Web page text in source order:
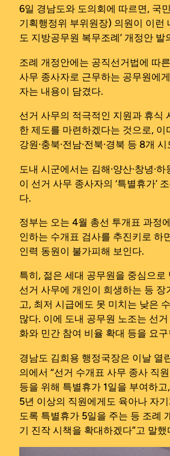
6일 경남도와 도의회에 따르면, 국
기획행정위 부위원장) 의원이 이런
도 지방공무원 복무조례’ 개정안 발
조례 개정안에는 공직선거법에 따
사무 종사자로 근무하는 공무원에
자는 내용이 담겼다.
선거 사무의 적극적인 지원과 휴식
한 제도를 마련하겠다는 것으로, 이
강원·충북·전남·전북·경북 등 8개
도내 시군에서는 김해·양산·창녕·
이 선거 사무 종사자의 ‘특별휴가’
다.
정부는 오는 4월 총선 투개표 과정
인하는 수개표 검사를 추진키로 하
인력 동원이 불가피해 보인다.
특히, 젊은 세대 공무원을 중심으로
선거 사무에 개인이 희생하는 등 장
고, 최저 시급에도 못 미치는 낮은
많다. 이에 도내 공무원 노조는 선
화와 민간 참여 비율 확대 등을 요
경남도 김희용 행정국장은 이날 열
의에서 “선거 수개표 사무 종사 직
등을 위해 특별휴가 1일을 부여하
5년 이상의 직원에게도 육아나 자
도록 특별휴가 5일을 주는 등 조례
기 진작 시책을 확대하겠다”고 말했